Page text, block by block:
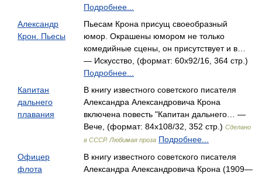
Подробнее...
Александр
Крон. Пьесы
Пьесам Крона присущ своеобразный
юмор. Окрашены юмором не только
комедийные сцены, он присутствует и в…
— Искусство, (формат: 60x92/16, 364 стр.)
Подробнее...
Капитан
дальнего
плавания
В книгу известного советского писателя
Александра Александровича Крона
включена повесть "Капитан дальнего… —
Вече, (формат: 84x108/32, 352 стр.) Сделано
в СССР. Любимая проза Подробнее...
Офицер
флота
В книгу известного советского писателя
Александра Александровича Крона (1909—